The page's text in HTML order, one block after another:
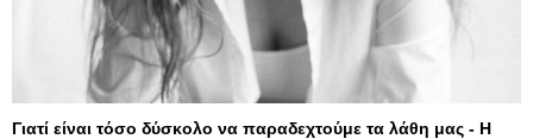
Γιατί είναι τόσο δύσκολο να παραδεχτούμε τα λάθη μας - Η